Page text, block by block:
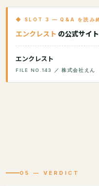
◆ SLOT 3 — Q&A を読み終
エンクレスト の公式サイ
エンクレスト
FILE NO.143 ／ 株式会社えん
05 — VERDICT